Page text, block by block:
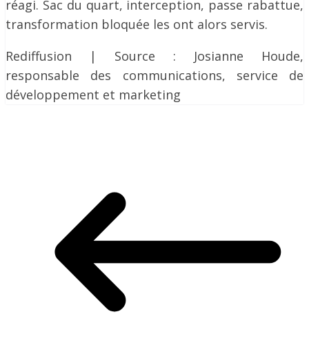
réagi. Sac du quart, interception, passe rabattue,
transformation bloquée les ont alors servis.
Rediffusion | Source : Josianne Houde,
responsable des communications, service de
développement et marketing